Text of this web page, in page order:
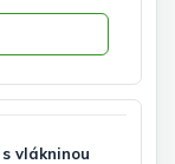
s vlákninou